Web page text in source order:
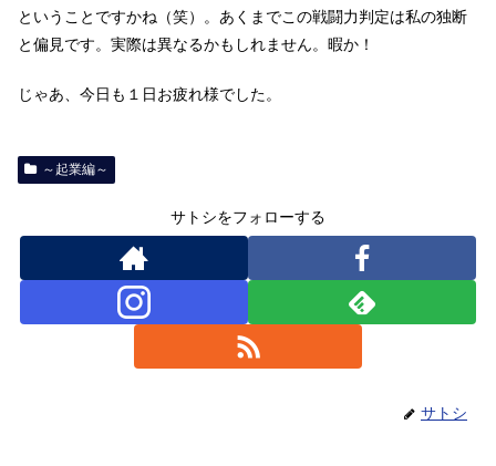
ということですかね（笑）。あくまでこの戦闘力判定は私の独断
と偏見です。実際は異なるかもしれません。暇か！
じゃあ、今日も１日お疲れ様でした。
～起業編～
サトシをフォローする
サトシ